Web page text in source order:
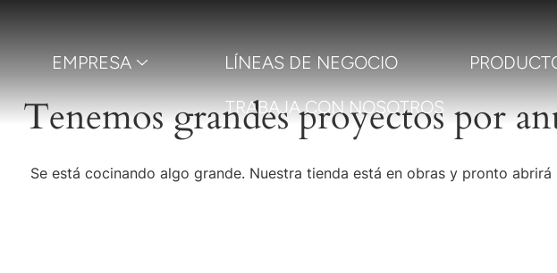
EMPRESA LÍNEAS DE NEGOCIO
TRABAJA CON NOSOTROS
Tenemos grandes proyectos por
Se está cocinando algo grande. Nuestra tienda está en obras y pronto abrirá